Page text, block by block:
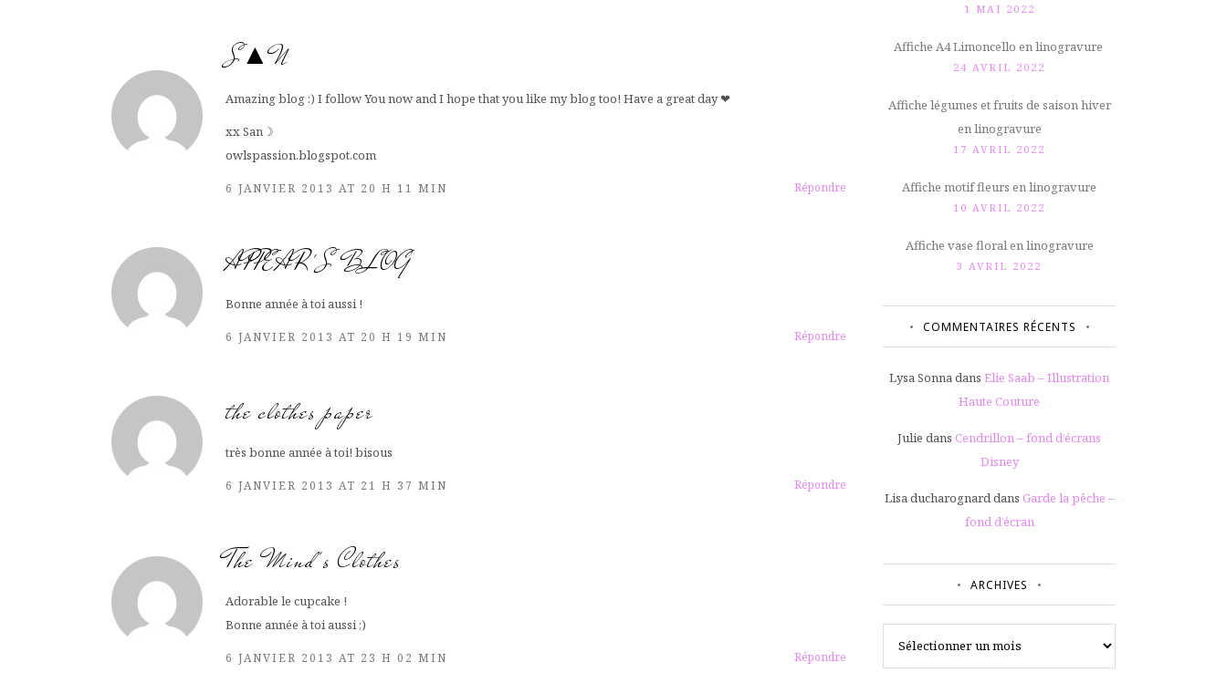
S▲N
Amazing blog :) I follow You now and I hope that you like my blog too! Have a great day ❤
xx San☽
owlspassion.blogspot.com
6 JANVIER 2013 AT 20 H 11 MIN Répondre
APPEAR'S BLOG
Bonne année à toi aussi !
6 JANVIER 2013 AT 20 H 19 MIN Répondre
the clothes paper
très bonne année à toi! bisous
6 JANVIER 2013 AT 21 H 37 MIN Répondre
The Mind's Clothes
Adorable le cupcake !
Bonne année à toi aussi ;)
6 JANVIER 2013 AT 23 H 02 MIN Répondre
1 MAI 2022
Affiche A4 Limoncello en linogravure
24 AVRIL 2022
Affiche légumes et fruits de saison hiver
en linogravure
17 AVRIL 2022
Affiche motif fleurs en linogravure
10 AVRIL 2022
Affiche vase floral en linogravure
3 AVRIL 2022
COMMENTAIRES RÉCENTS
Lysa Sonna dans Elie Saab – Illustration
Haute Couture
Julie dans Cendrillon – fond d’écrans
Disney
Lisa ducharognard dans Garde la pêche –
fond d’écran
ARCHIVES